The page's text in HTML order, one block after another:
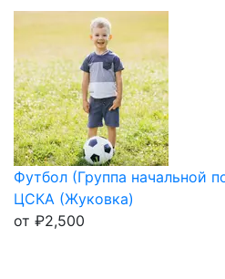
Футбол (Группа начальной
ЦСКА (Жуковка)
от ₽2,500